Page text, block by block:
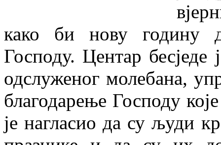
како би нову годину
Господу. Центар
одслуженог молебана,
благодарење Господу
је нагласио да су људи